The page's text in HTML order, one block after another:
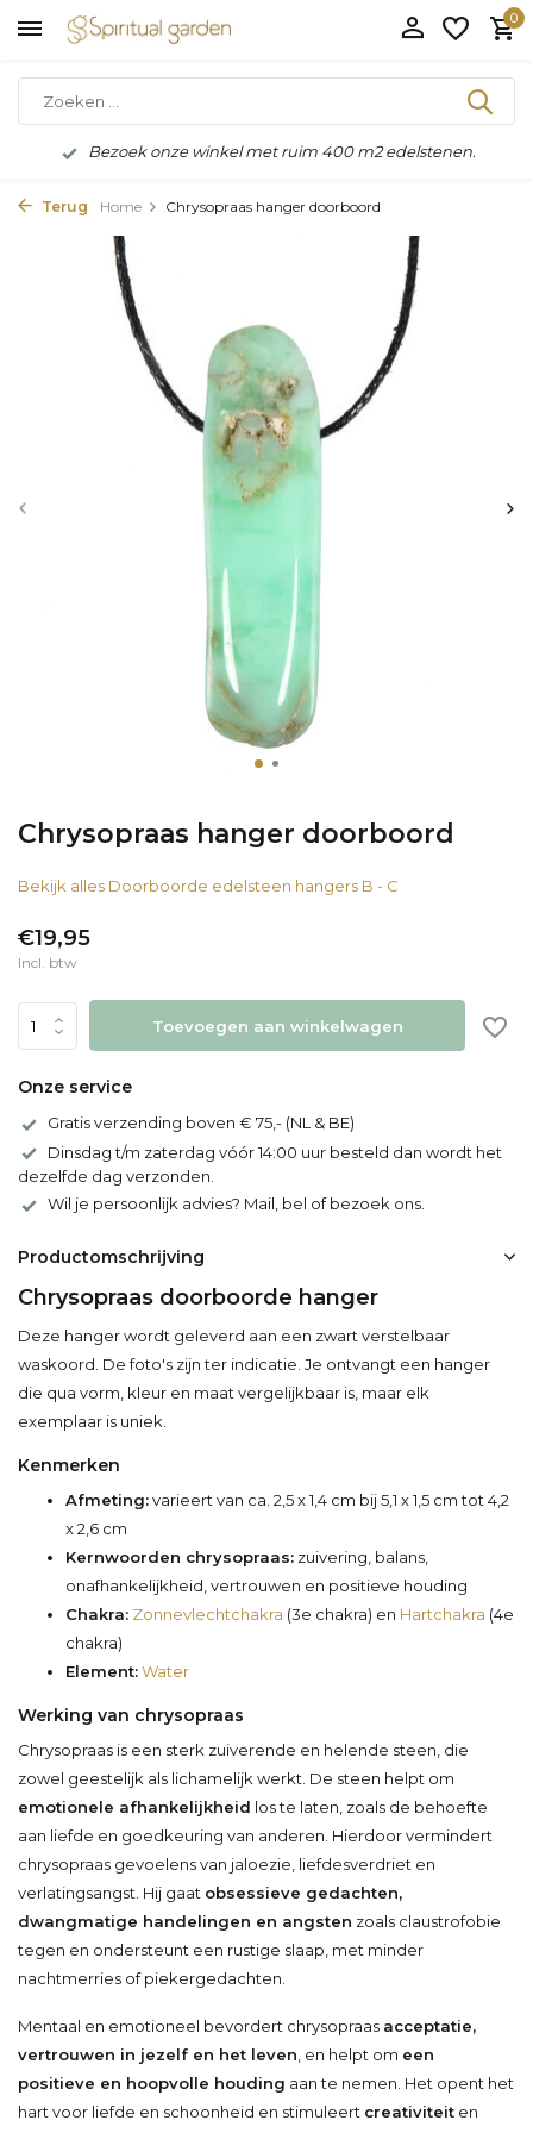
0
Bezoek onze winkel met ruim 400 m2 edelstenen.
Terug Home Chrysopraas hanger doorboord
Chrysopraas hanger doorboord
Bekijk alles Doorboorde edelsteen hangers B - C
€19,95
Incl. btw
Toevoegen aan winkelwagen
Onze service
Gratis verzending boven € 75,- (NL & BE)
Dinsdag t/m zaterdag vóór 14:00 uur besteld dan wordt het
dezelfde dag verzonden.
Wil je persoonlijk advies? Mail, bel of bezoek ons.
Productomschrijving
Chrysopraas doorboorde hanger
Deze hanger wordt geleverd aan een zwart verstelbaar
waskoord. De foto's zijn ter indicatie. Je ontvangt een hanger
die qua vorm, kleur en maat vergelijkbaar is, maar elk
exemplaar is uniek.
Kenmerken
Afmeting:varieert van ca. 2,5 x 1,4 cm bij 5,1 x 1,5 cm tot 4,2
x 2,6 cm
Kernwoorden chrysopraas: zuivering, balans,
onafhankelijkheid, vertrouwen en positieve houding
Chakra: Zonnevlechtchakra (3e chakra) en Hartchakra (4e
chakra)
Element:Water
Werking van chrysopraas
Chrysopraas is een sterk zuiverende en helende steen, die
zowel geestelijk als lichamelijk werkt. De steen helpt om
emotionele afhankelijkheid los te laten, zoals de behoefte
aan liefde en goedkeuring van anderen. Hierdoor vermindert
chrysopraas gevoelens van jaloezie, liefdesverdriet en
verlatingsangst. Hij gaat obsessieve gedachten,
dwangmatige handelingen en angsten zoals claustrofobie
tegen en ondersteunt een rustige slaap, met minder
nachtmerries of piekergedachten.
Mentaal en emotioneel bevordert chrysopraas acceptatie,
vertrouwen in jezelf en het leven , en helpt om een
positieve en hoopvolle houding aan te nemen. Het opent het
hart voor liefde en schoonheid en stimuleert creativiteit en